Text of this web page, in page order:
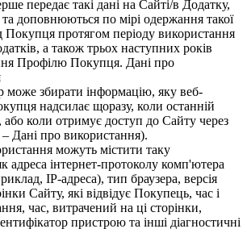
передає такі дані на Сайті/в Додатку,
доповнюються по мірі одержання такої
Покупця протягом періоду використання
а також трьох наступних років
Профілю Покупця. Дані про
може збирати інформацію, яку веб-
надсилає щоразу, коли останній
або коли отримує доступ до Сайту через
– Дані про використання).
можуть містити таку
адреса інтернет-протоколу комп'ютера
IP-адреса), тип браузера, версія
Сайту, які відвідує Покупець, час і
час, витрачений на ці сторінки,
пристрою та інші діагностичні